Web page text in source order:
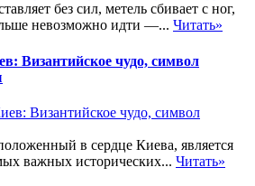
без сил, метель сбивает с ног,
невозможно идти —... Читать»
Византийское чудо, символ
в сердце Киева, является
важных исторических... Читать»